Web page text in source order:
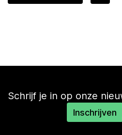
Schrijf je in op onze
Inschrijven